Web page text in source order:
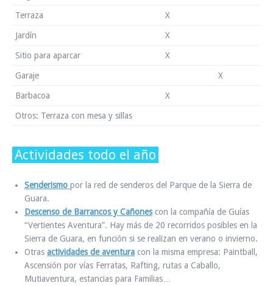
Terraza X
Jardín X
Sitio para aparcar X
Garaje X
Barbacoa X
Otros: Terraza con mesa y sillas
Actividades todo el año
Senderismo por la red de senderos del Parque de la Sierra de
Guara.
Descenso de Barrancos y Cañonescon la compañía de Guías
“Vertientes Aventura”. Hay más de 20 recorridos posibles en la
Sierra de Guara, en función si se realizan en verano o invierno.
Otras actividades de aventura con la misma empresa: Paintball,
Ascensión por vías Ferratas, Rafting, rutas a Caballo,
Mutiaventura, estancias para Familias…